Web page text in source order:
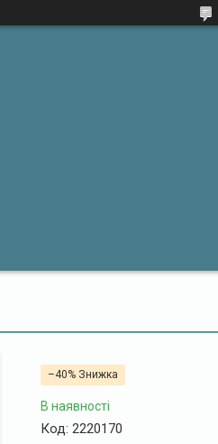
–40%
В наявності
Код: 2220170